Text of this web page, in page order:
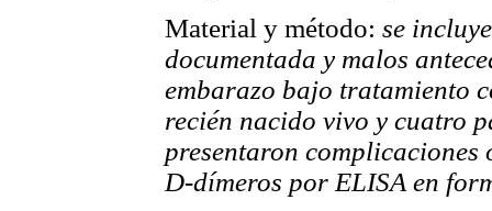
Material y método: se
documentada y malos
embarazo bajo tratamiento
recién nacido vivo y cuatro
presentaron
D-dímeros por ELISA en